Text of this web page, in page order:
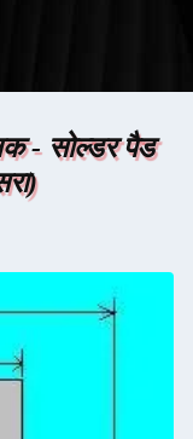
- सोल्डर पैड